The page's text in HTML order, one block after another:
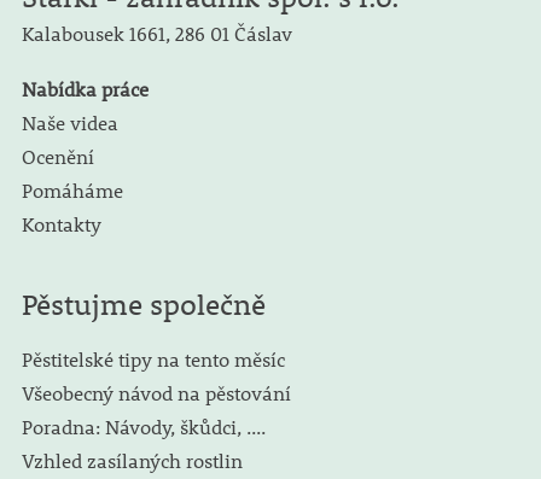
Kalabousek 1661, 286 01 Čáslav
Nabídka práce
Naše videa
Ocenění
Pomáháme
Kontakty
Pěstujme společně
Pěstitelské tipy na tento měsíc
Všeobecný návod na pěstování
Poradna: Návody, škůdci, ....
Vzhled zasílaných rostlin